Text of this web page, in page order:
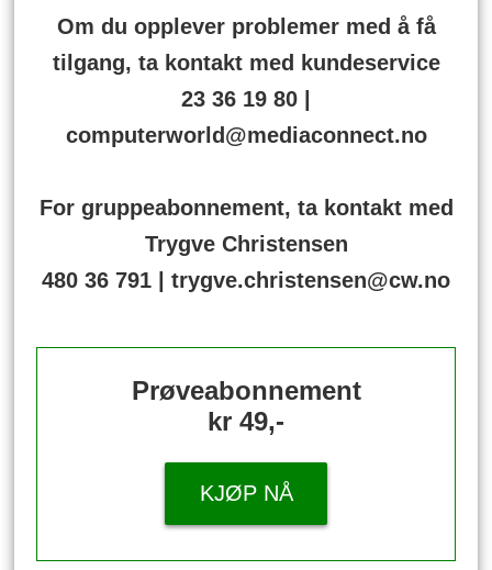
Om du opplever problemer med å få
tilgang, ta kontakt med kundeservice
23 36 19 80 |
computerworld@mediaconnect.no
For gruppeabonnement, ta kontakt med
Trygve Christensen
480 36 791 | trygve.christensen@cw.no
Prøveabonnement
kr 49,-
KJØP NÅ